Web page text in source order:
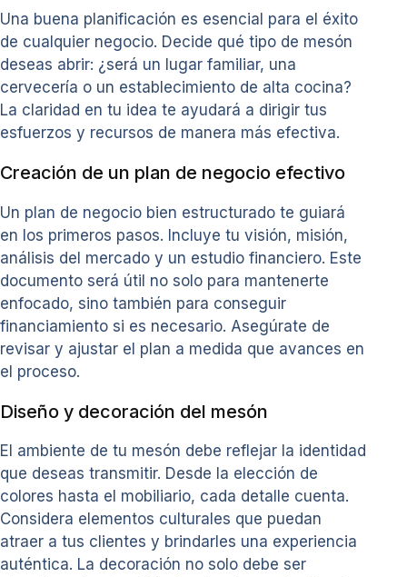
Una buena planificación es esencial para el éxito
de cualquier negocio. Decide qué tipo de mesón
deseas abrir: ¿será un lugar familiar, una
cervecería o un establecimiento de alta cocina?
La claridad en tu idea te ayudará a dirigir tus
esfuerzos y recursos de manera más efectiva.
Creación de un plan de negocio efectivo
Un plan de negocio bien estructurado te guiará
en los primeros pasos. Incluye tu visión, misión,
análisis del mercado y un estudio financiero. Este
documento será útil no solo para mantenerte
enfocado, sino también para conseguir
financiamiento si es necesario. Asegúrate de
revisar y ajustar el plan a medida que avances en
el proceso.
Diseño y decoración del mesón
El ambiente de tu mesón debe reflejar la identidad
que deseas transmitir. Desde la elección de
colores hasta el mobiliario, cada detalle cuenta.
Considera elementos culturales que puedan
atraer a tus clientes y brindarles una experiencia
auténtica. La decoración no solo debe ser